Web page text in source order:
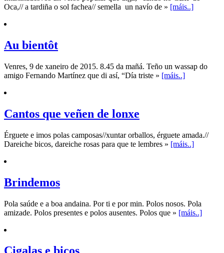
Oca,// a tardiña o sol fachea// semella un navío de » [máis..]
Au bientôt
Venres, 9 de xaneiro de 2015. 8.45 da mañá. Teño un wassap do
amigo Fernando Martínez que di así, “Día triste » [máis..]
Cantos que veñen de lonxe
Érguete e imos polas camposas//xuntar orballos, érguete amada.//
Dareiche bicos, dareiche rosas para que te lembres » [máis..]
Brindemos
Pola saúde e a boa andaina. Por ti e por min. Polos nosos. Pola
amizade. Polos presentes e polos ausentes. Polos que » [máis..]